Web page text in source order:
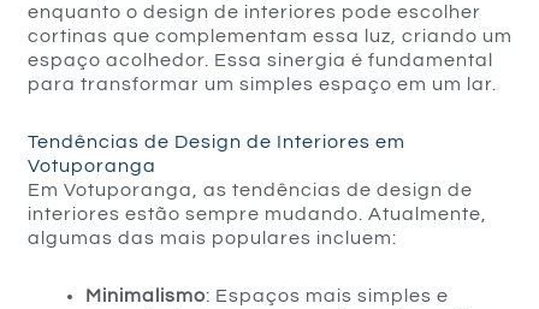
enquanto o design de interiores pode escolher
cortinas que complementam essa luz, criando um
espaço acolhedor. Essa sinergia é fundamental
para transformar um simples espaço em um lar.
Tendências de Design de Interiores em
Votuporanga
Em Votuporanga, as tendências de design de
interiores estão sempre mudando. Atualmente,
algumas das mais populares incluem:
Minimalismo: Espaços mais simples e